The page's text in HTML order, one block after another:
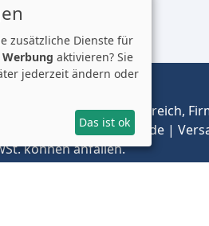
im Vereinigten Königreich,
envelopespackaging.de |
können anfallen.
zusätzliche Dienste für
aktivieren? Sie
jederzeit ändern oder
Das ist ok